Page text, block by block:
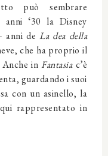
può sembrare
anni ‘30 la Disney
anni de La dea della
che ha proprio il
in Fantasiac’è
guardando i suoi
con un asinello, la
rappresentato in